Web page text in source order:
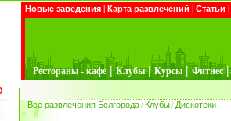
Новые заведения | Карта развлечений | Статьи |
Рестораны - кафе | Клубы | Курсы | Фитнес |
Все развлечения Белгорода / Клубы / Дискотеки